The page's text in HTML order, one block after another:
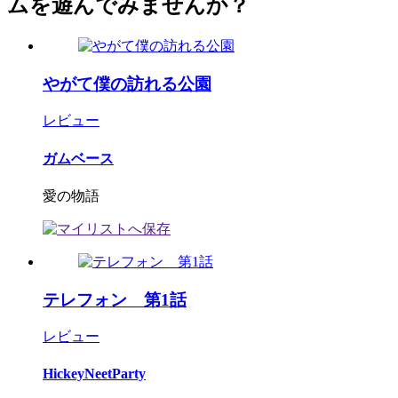
ムを遊んでみませんか？
やがて僕の訪れる公園
レビュー
ガムベース
愛の物語
テレフォン 第1話
レビュー
HickeyNeetParty